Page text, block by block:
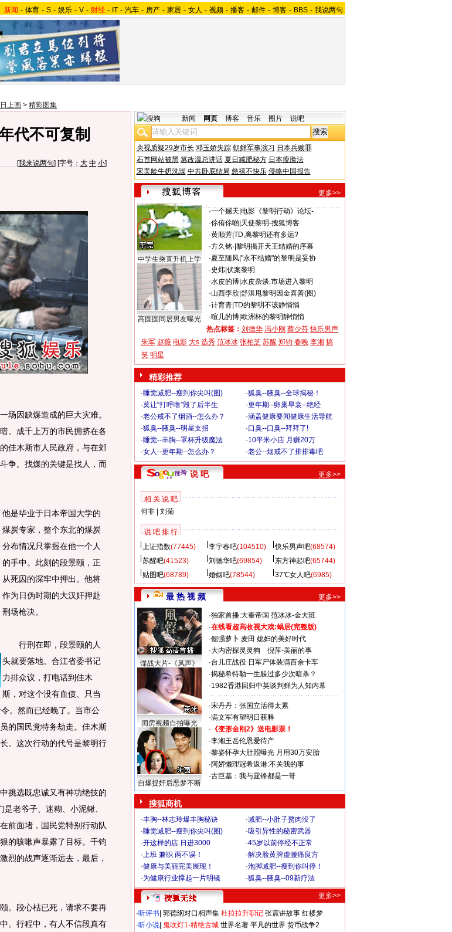
新闻 - 体育 - S - 娱乐 - V - 财经 - IT - 汽车 - 房产 - 家居 - 女人 - 视频 - 播客 - 邮件 - 博客 - BBS - 我说两句
上画 > 精彩图集
代不可复制
[我来说两句] [字号： 大 中 小]
因缺煤造成的巨大灾难。
。成千上万的市民拥挤在各
佳木斯市人民政府，与在郊
争。找煤的关键是找人，而
他是毕业于日本帝国大学的
煤炭专家，整个东北的煤炭
分布情况只掌握在他一个人
的手中。此刻的段景颐，正
从死囚的深牢中押出。他将
作为日伪时期的大汉奸押赴
刑场枪决。
行刑在即，段景颐的人
头就要落地。合江省委书记
力排众议，打电话到佳木
斯，对这个没有血债、只当
。然而已经晚了。当市公
的国民党特务劫走。佳木斯
。这次行动的代号是黎明行
挑选既忠诚又有神功绝技的
老爷子、迷糊、小泥鳅、
前面堵，国民党特别行动队
的咳嗽声暴露了目标。千钧
烈的战声逐渐远去，最后，
。段心枯已死，请求不要再
。行程中，有人不信段真有
新闻 网页 博客 音乐 图片 说吧
央视质疑29岁市长 邓玉娇失踪 朝鲜军事演习 日本兵赎罪
石首网站被黑 篡改温总讲话 夏日减肥秘方 日本瘦脸法
宋美龄牛奶洗澡 中共卧底结局 慈禧不快乐 侵略中国报告
更多>>
中学生乘直升机上学
高圆圆同居男友曝光
·一个撼天 电影《黎明行动》论坛-
·伱侑伱啲| 天使黎明-搜狐博客
·黄顺芳| TD,离黎明还有多远?
·方久铭· 黎明揭开天王结婚的序幕
·夏至随风| "永不结婚"的黎明是妥协
·史炜| 伏案黎明
·水皮的博| 水皮杂谈:市场进入黎明
·山西李欣 舒淇甩黎明因金喜善(图)
·计育青| TD的黎明不该静悄悄
·暄儿的博| 欧洲杯的黎明静悄悄
热点标签： 刘德华 冯小刚 蔡少芬 快乐男声
朱军 赵薇 电影 大s 选秀 范冰冰 张柏芝 苏醒 郑钧 春晚 李湘 搞
笑 明星
精彩推荐
·睡觉减肥--瘦到你尖叫(图) ·狐臭--腋臭--全球揭秘！
·莫让“打呼噜”毁了后半生 ·更年期--卵巢早衰--绝经
·老公戒不了烟酒--怎么办？ ·涵盖健康要闻健康生活导航
·狐臭--腋臭--明星支招 ·口臭--口臭--拜拜了!
·睡觉--丰胸--罩杯升级魔法 ·10平米小店 月赚20万
·女人--更年期--怎么办？ ·老公--烟戒不了排排毒吧
说 吧 更多>>
相 关 说 吧
何非| 刘菊
说 吧 排 行
上证指数(77445) 李宇春吧(104510) 快乐男声吧(68574)
苏醒吧(41523) 刘德华吧(69854) 东方神起吧(65744)
贴图吧(68789) 婚姻吧(78544) 37℃女人吧(6985)
最 热 视 频 更多>>
谍战大片-《风声》
闺房视频自拍曝光
自爆捉奸后恶梦不断
·独家首播:大秦帝国 范冰冰-金大班
·在线看超高收视大戏:蜗居(完整版)
·倔强萝卜 麦田 媳妇的美好时代
·大内密探灵灵狗
倪萍-美丽的事
·台儿庄战役 日军尸体装满百余卡车
·揭秘希特勒一生躲过多少次暗杀？
·1982香港回归中英谈判鲜为人知内幕
·宋丹丹：张国立活得太累
·满文军有望明日获释
· 《变形金刚2》送电影票！
·李湘王岳伦恩爱待产
·黎姿怀孕大肚照曝光 月用30万安胎
·阿娇懒理冠希返港:不关我的事
·古巨基：我与霆锋都是一哥
搜狐商机
·丰胸--林志玲爆丰胸秘诀 ·减肥--小肚子赘肉没了
·睡觉减肥--瘦到你尖叫(图) ·吸引异性的秘密武器
·开这样的店 日进3000 ·45岁以前停经不正常
·上班 兼职 两不误！ ·解决脸黄脾虚腰痛良方
·健康与美丽完美展现！ ·泡脚减肥--瘦到你叫停！
·为健康行业撑起一片明镜 ·狐臭--腋臭--09新疗法
更多>>
·听评书 郭德纲对口相声集 杜拉拉升职记 张震讲故事 红楼梦
·听小说 鬼吹灯1-精绝古城 世界名著 平凡的世界 货币战争2